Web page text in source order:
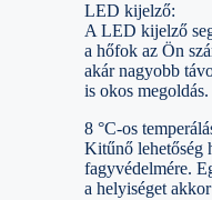
LED kijelző:
A LED kijelző
a hőfok az Ön
akár nagyobb
is okos megoldás.
8 °C-os
Kitűnő lehetőség
fagyvédelmére.
a helyiséget